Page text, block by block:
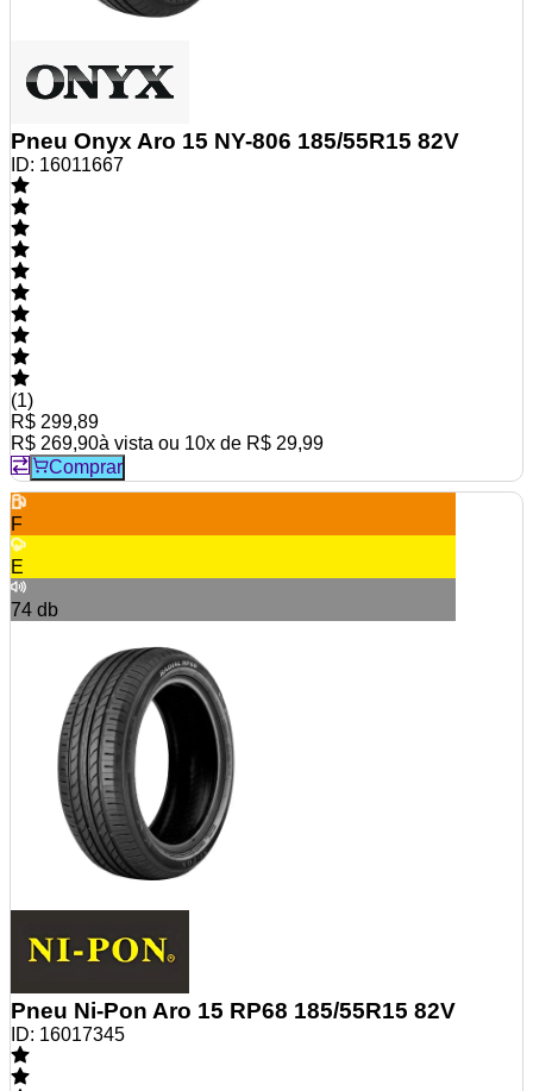
Pneu Onyx Aro 15 NY-806 185/55R15 82V
ID: 16011667
(1)
R$ 299,89
R$ 269,90à vista ou 10x de R$ 29,99
Comprar
F
E
74 db
Pneu Ni-Pon Aro 15 RP68 185/55R15 82V
ID: 16017345